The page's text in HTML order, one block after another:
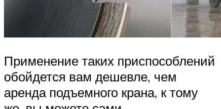
Применение таких приспособлений
обойдется вам дешевле, чем
аренда подъемного крана, к тому